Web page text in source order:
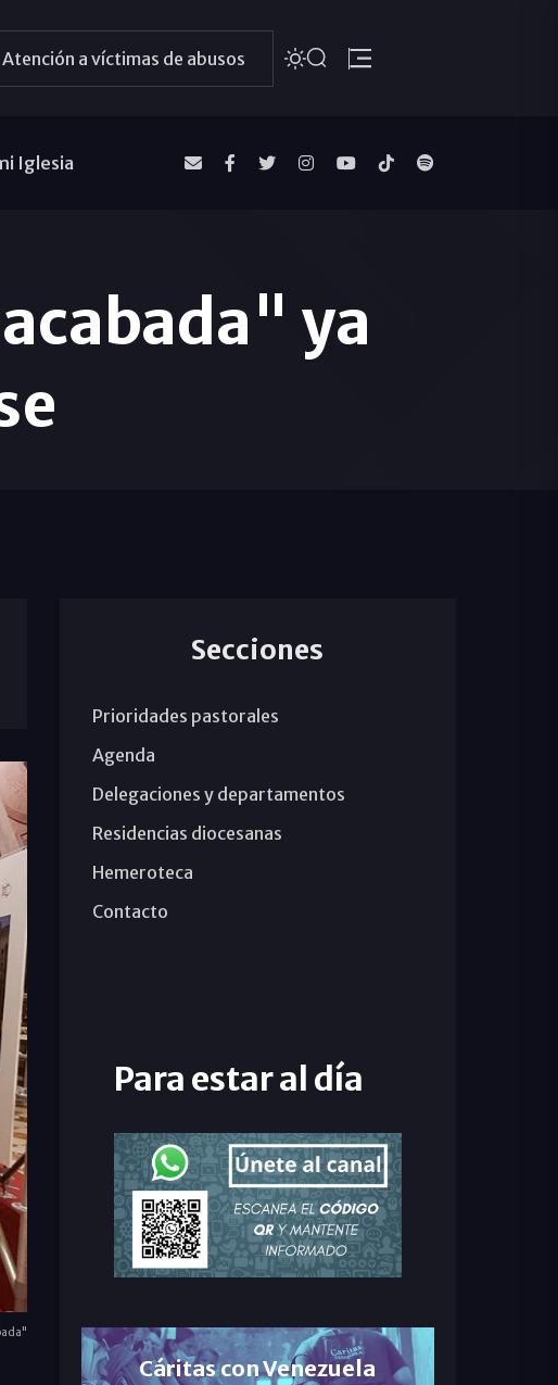
Atención a víctimas de abusos
Iglesia
ya
Secciones
Prioridades pastorales
Agenda
Delegaciones y departamentos
Residencias diocesanas
Hemeroteca
Contacto
Para estar al día
Cáritas con Venezuela